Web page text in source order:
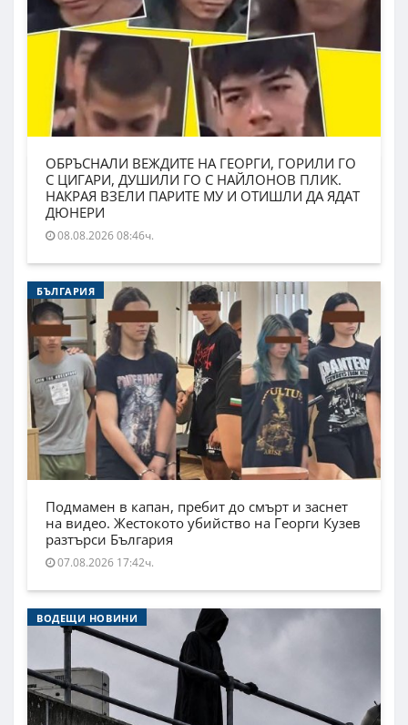
ОБРЪСНАЛИ ВЕЖДИТЕ НА ГЕОРГИ, ГОРИЛИ ГО
С ЦИГАРИ, ДУШИЛИ ГО С НАЙЛОНОВ ПЛИК.
НАКРАЯ ВЗЕЛИ ПАРИТЕ МУ И ОТИШЛИ ДА ЯДАТ
ДЮНЕРИ
08.08.2026 08:46ч.
БЪЛГАРИЯ
Подмамен в капан, пребит до смърт и заснет
на видео. Жестокото убийство на Георги Кузев
разтърси България
07.08.2026 17:42ч.
ВОДЕЩИ НОВИНИ